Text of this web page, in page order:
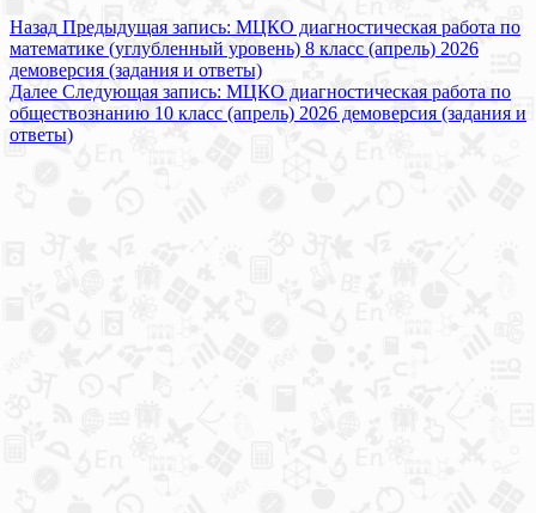
Назад Предыдущая запись: МЦКО диагностическая работа по
математике (углубленный уровень) 8 класс (апрель) 2026
демоверсия (задания и ответы)
Далее Следующая запись: МЦКО диагностическая работа по
обществознанию 10 класс (апрель) 2026 демоверсия (задания и
ответы)